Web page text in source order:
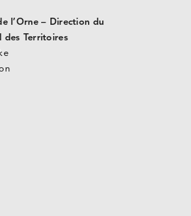
l’Orne – Direction du
des Territoires